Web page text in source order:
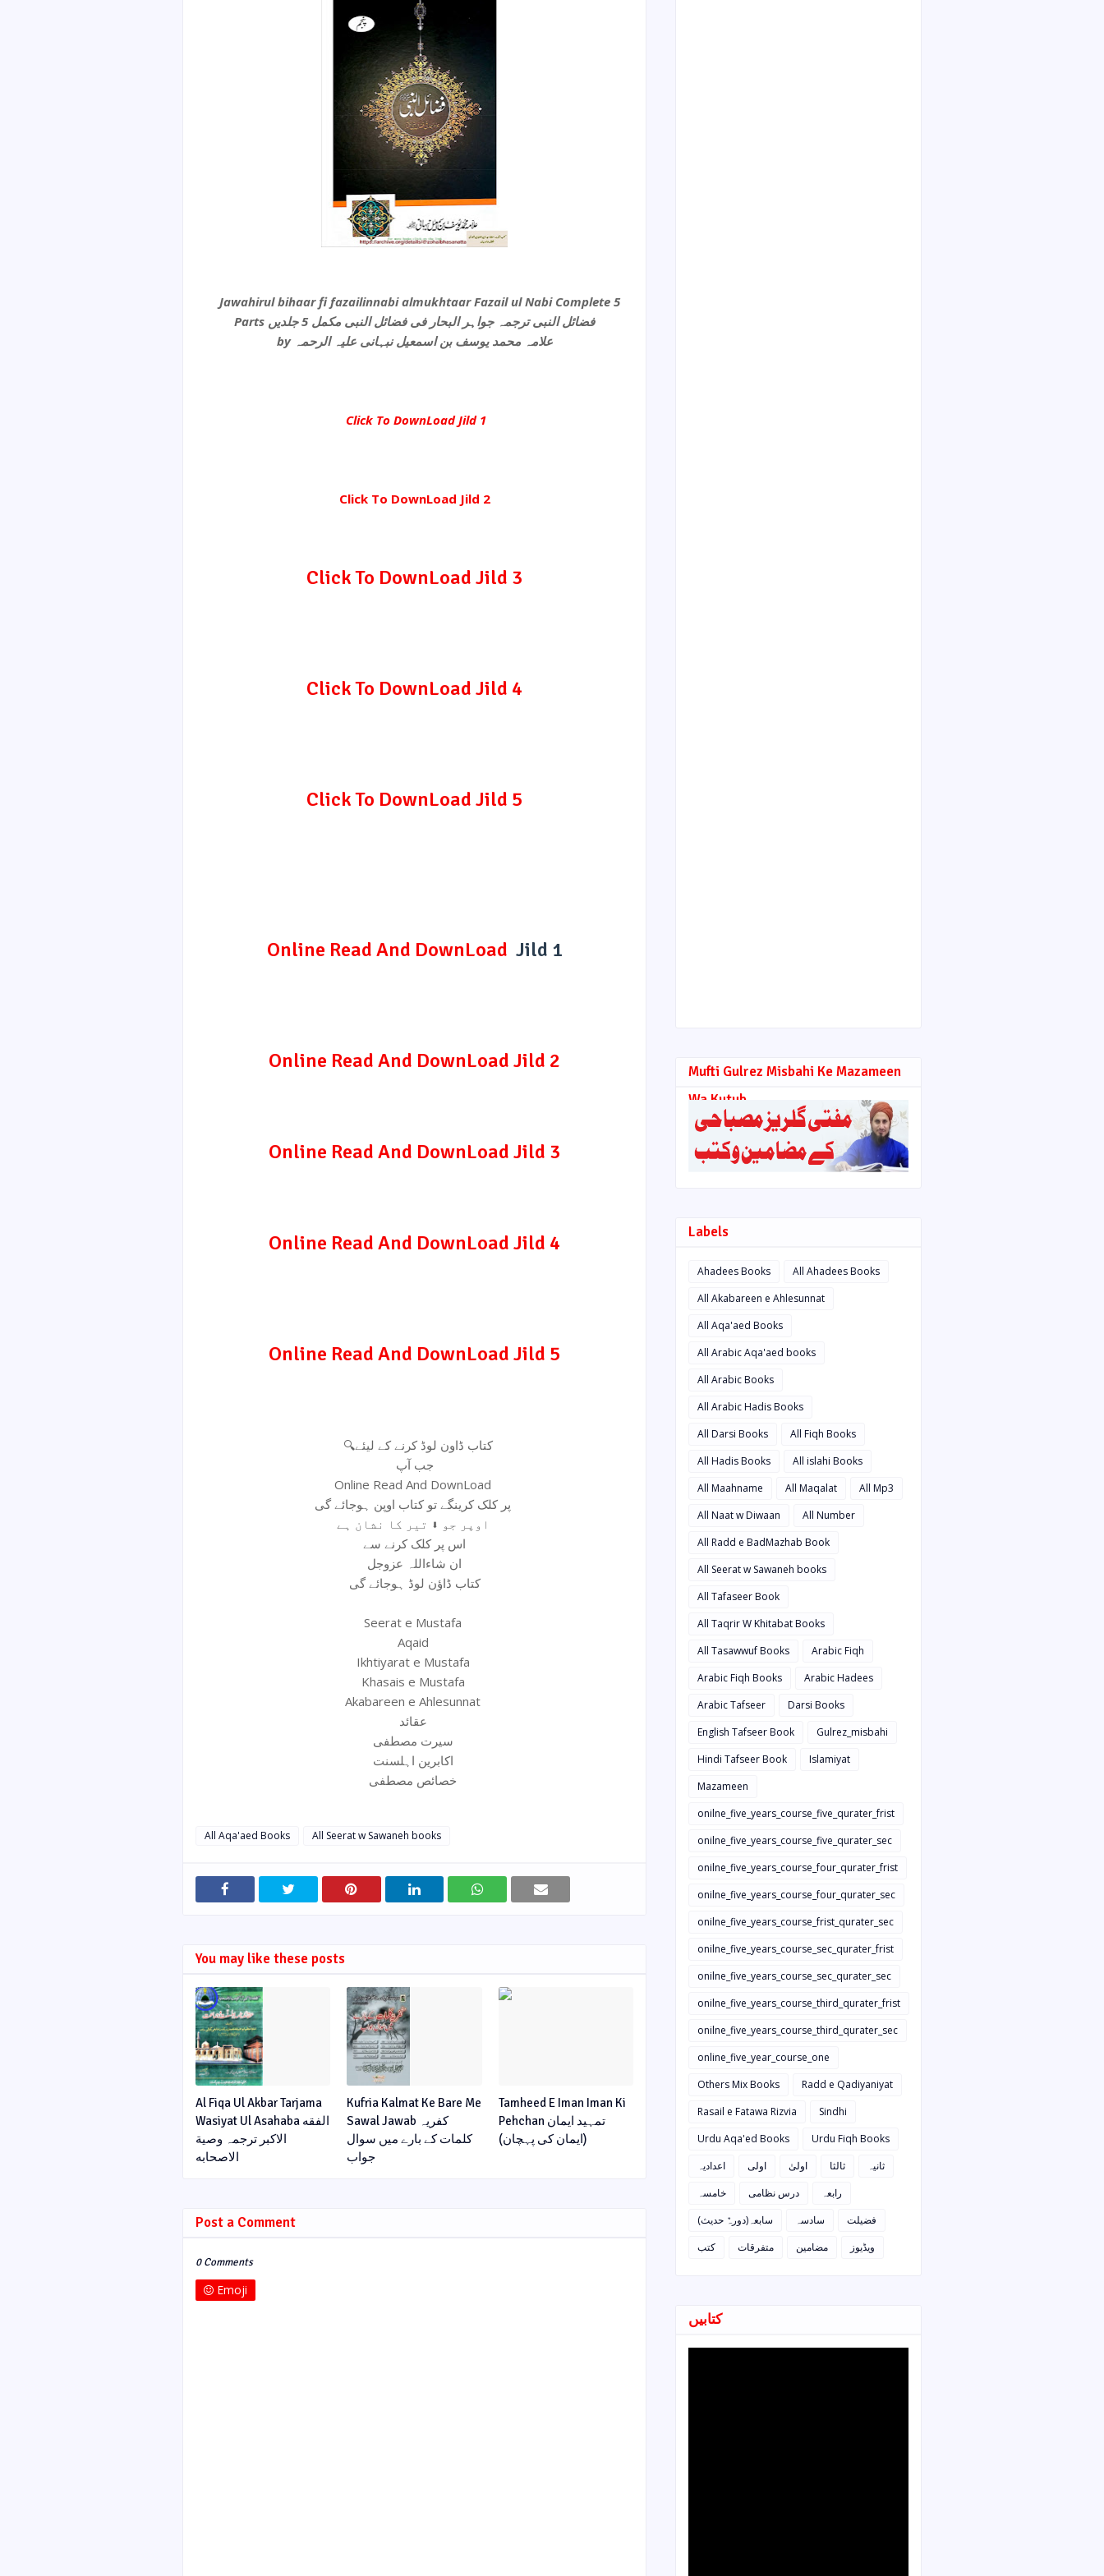
Jawahirul bihaar fi fazailinnabi almukhtaar Fazail ul Nabi Complete 5
Parts فضائل النبی ترجمہ جواہر البحار فی فضائل النبی مکمل 5 جلدیں
by علامہ محمد یوسف بن اسمعیل نبہانی علیہ الرحمہ
Click To DownLoad Jild 1
Click To DownLoad Jild 2
Click To DownLoad Jild 3
Click To DownLoad Jild 4
Click To DownLoad Jild 5
Online Read And DownLoad Jild 1
Online Read And DownLoad Jild 2
Online Read And DownLoad Jild 3
Online Read And DownLoad Jild 4
Online Read And DownLoad Jild 5
🔍کتاب ڈاون لوڈ کرنے کے لیئے
جب آپ
Online Read And DownLoad
اس پر کلک کرنے سے
ان شاءاللہ عزوجل
کتاب ڈاؤن لوڈ ہوجائے گی
Seerat e Mustafa
Aqaid
Ikhtiyarat e Mustafa
Khasais e Mustafa
Akabareen e Ahlesunnat
All Aqa'aed Books All Seerat w Sawaneh books
You may like these posts
Al Fiqa Ul Akbar Tarjama
Wasiyat Ul Asahaba الفقه
الاکبر ترجمہ وصیة
الاصحابه
Kufria Kalmat Ke Bare Me
Sawal Jawab کفریہ
کلمات کے بارے میں سوال
جواب
Tamheed E Iman Iman Ki
Pehchan تمہید ایمان
(ایمان کی پہچان)
Post a Comment
0 Comments
Emoji
Mufti Gulrez Misbahi Ke Mazameen
Wa Kutub
Labels
Ahadees Books
All Ahadees Books
All Akabareen e Ahlesunnat
All Aqa'aed Books
All Arabic Aqa'aed books
All Arabic Books
All Arabic Hadis Books
All Darsi Books
All Fiqh Books
All Hadis Books
All islahi Books
All Maahname
All Maqalat
All Mp3
All Naat w Diwaan
All Number
All Radd e BadMazhab Book
All Seerat w Sawaneh books
All Tafaseer Book
All Taqrir W Khitabat Books
All Tasawwuf Books
Arabic Fiqh
Arabic Fiqh Books
Arabic Hadees
Arabic Tafseer
Darsi Books
English Tafseer Book
Gulrez_misbahi
Hindi Tafseer Book
Islamiyat
Mazameen
onilne_five_years_course_five_qurater_frist
onilne_five_years_course_five_qurater_sec
onilne_five_years_course_four_qurater_frist
onilne_five_years_course_four_qurater_sec
onilne_five_years_course_frist_qurater_sec
onilne_five_years_course_sec_qurater_frist
onilne_five_years_course_sec_qurater_sec
onilne_five_years_course_third_qurater_frist
onilne_five_years_course_third_qurater_sec
online_five_year_course_one
Others Mix Books
Radd e Qadiyaniyat
Rasail e Fatawa Rizvia
Sindhi
Urdu Aqa'ed Books
Urdu Fiqh Books
اعدادیہ
اولی اولیٰ ثالثا
ثانیہ
خامسہ
درس نظامی
رابعہ
سابعہ(دورہٌ حدیث)
سادسہ
فضیلت
کتب
متفرقات مضامین ویڈیوز
کتابیں